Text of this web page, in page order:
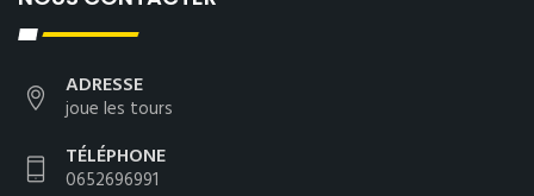
ADRESSE
joue les tours
TÉLÉPHONE
0652696991